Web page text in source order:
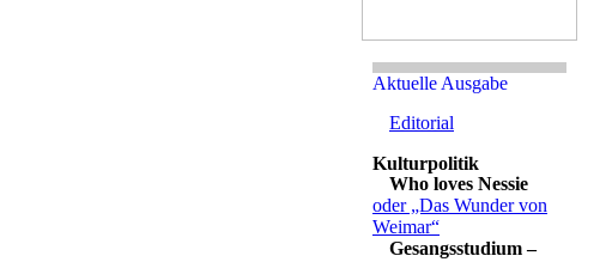
Editorial
Who loves Nessie
oder „Das Wunder von
Weimar“
Gesangsstudium –